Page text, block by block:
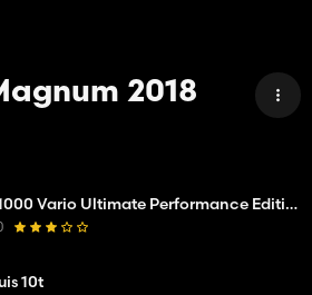
2018
Fendt 1000 Vario Ultimate Performance Edition
10t